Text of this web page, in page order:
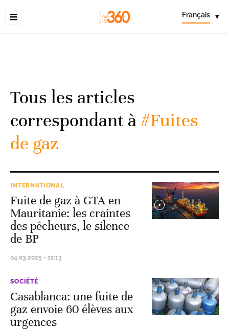
Français ▾
Tous les articles
correspondant à#Fuites
de gaz
INTERNATIONAL
Fuite de gaz à GTA en
Mauritanie: les craintes
des pêcheurs, le silence
de BP
04.03.2025 - 11:13
SOCIÉTÉ
Casablanca: une fuite de
gaz envoie 60 élèves aux
urgences